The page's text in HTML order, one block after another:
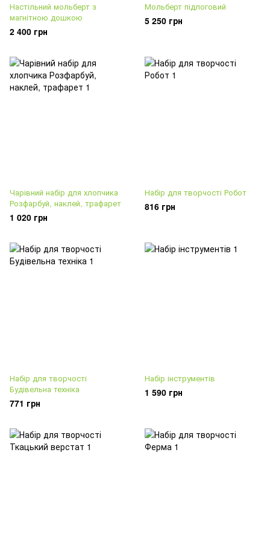
Настільний мольберт з
магнітною дошкою
2 400 грн
Мольберт підлоговий
5 250 грн
Чарівний набір для хлопчика
Розфарбуй, наклей, трафарет
1 020 грн
Набір для творчості Робот
816 грн
Набір для творчості
Будівельна техніка
771 грн
Набір інструментів
1 590 грн